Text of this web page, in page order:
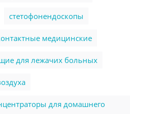
стетофонендоскопы
медицинские
для лежачих больных
для домашнего